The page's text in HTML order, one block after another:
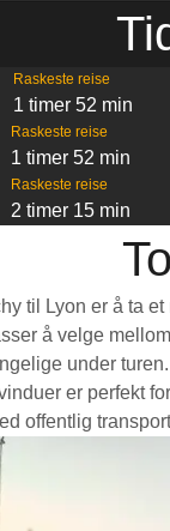
Raskeste reise
1 timer 52 min
Raskeste reise
1 timer 52 min
Raskeste reise
2 timer 15 min
til Lyon er å ta
å velge
under
er perfekt
offentlig